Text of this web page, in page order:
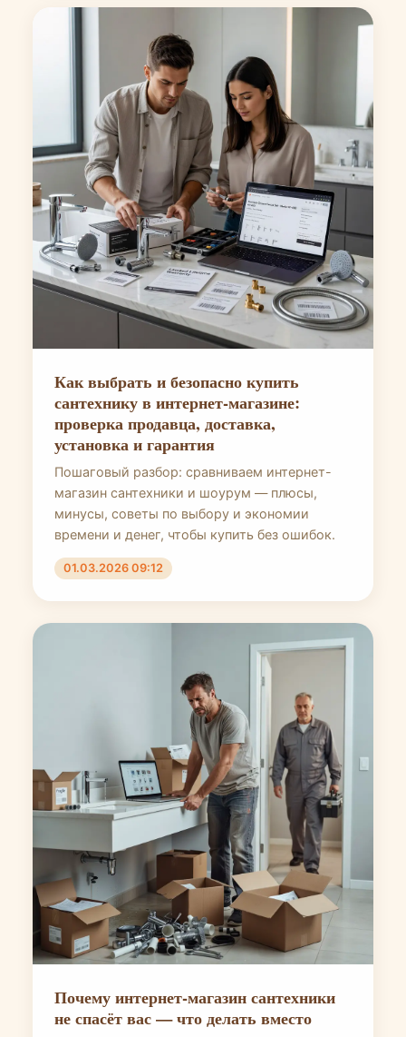
Как выбрать и безопасно купить
сантехнику в интернет-магазине:
проверка продавца, доставка,
установка и гарантия
Пошаговый разбор: сравниваем интернет-
магазин сантехники и шоурум — плюсы,
минусы, советы по выбору и экономии
времени и денег, чтобы купить без ошибок.
01.03.2026 09:12
Почему интернет-магазин сантехники
не спасёт вас — что делать вместо